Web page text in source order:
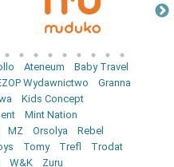
Ateneum
Baby Travel
Wydawnictwo
Granna
Kids Concept
Mint Nation
MZ Orsolya
Rebel
Tomy Trefl
Trodat
W&K Zuru